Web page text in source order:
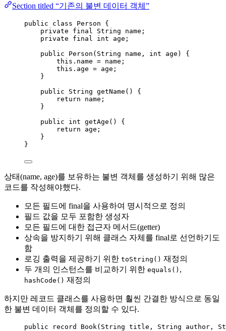
Section titled “기존의 불변 데이터 객체”
public class Person {
private
final String name ;
private
final int age ;
public
Person ( String name , int age )
{
this . name = name;
this . age = age;
}
public
String getName ()
{
return name;
}
public
int getAge ()
{
return age;
}
}
상태(name, age)를 보유하는 불변 객체를 생성하기 위해 많은
코드를 작성해야했다.
모든 필드에 final을 사용하여 명시적으로 정의
필드 값을 모두 포함한 생성자
모든 필드에 대한 접근자 메서드(getter)
상속을 방지하기 위해 클래스 자체를 final로 선언하기도
함
로깅 출력을 제공하기 위한 toString() 재정의
두 개의 인스턴스를 비교하기 위한 equals() ,
hashCode() 재정의
하지만 레코드 클래스를 사용하면 훨씬 간결한 방식으로 동일
한 불변 데이터 객체를 정의할 수 있다.
public record Book ( String title, String author,